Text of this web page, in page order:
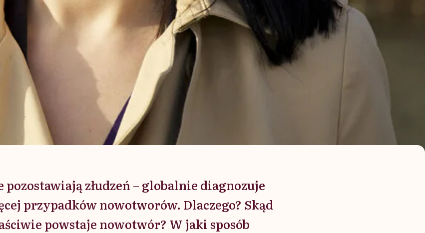
złudzeń – globalnie diagnozuje
przypadków nowotworów. Dlaczego? Skąd
powstaje nowotwór? W jaki sposób